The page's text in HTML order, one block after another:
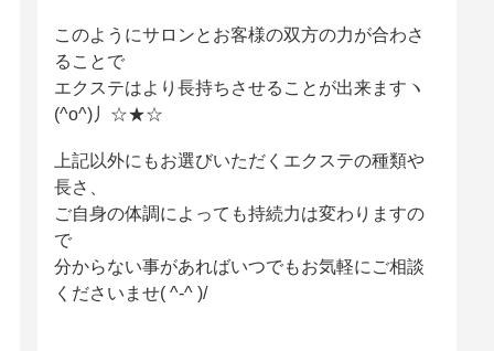
このようにサロンとお客様の双方の力が合わさ
ることで
エクステはより長持ちさせることが出来ますヽ
(^o^)丿☆★☆
上記以外にもお選びいただくエクステの種類や
長さ、
ご自身の体調によっても持続力は変わりますの
で
分からない事があればいつでもお気軽にご相談
くださいませ( ^-^ )/